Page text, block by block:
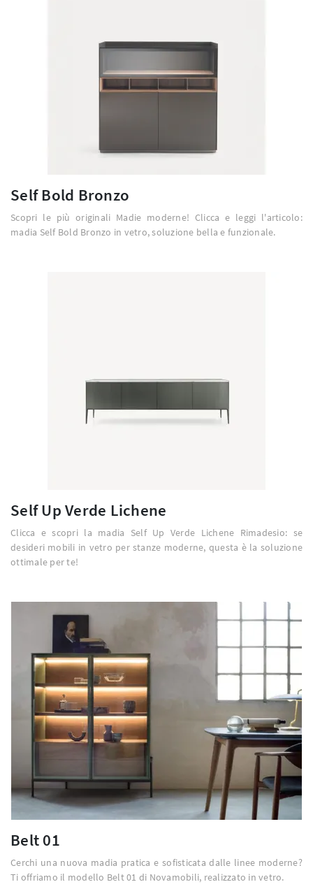
Self Bold Bronzo
Scopri le più originali Madie moderne! Clicca e leggi l'articolo:
madia Self Bold Bronzo in vetro, soluzione bella e funzionale.
Self Up Verde Lichene
Clicca e scopri la madia Self Up Verde Lichene Rimadesio: se
desideri mobili in vetro per stanze moderne, questa è la soluzione
ottimale per te!
Belt 01
Cerchi una nuova madia pratica e sofisticata dalle linee moderne?
Ti offriamo il modello Belt 01 di Novamobili, realizzato in vetro.